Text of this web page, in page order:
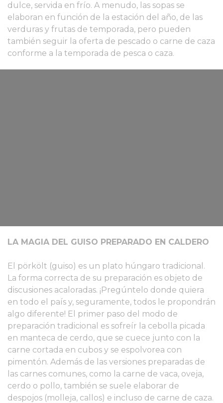
dulce, servida en frío. A menudo, las sopas se
elaboran en función de la estación del año, de las
verduras y frutas de temporada, pero pueden
también seguir la oferta de pescado o carne de caza
conforme a la temporada de pesca o caza.
LA MAGIA DEL GUISO PREPARADO EN CALDERO
El pörkölt (guiso) es un plato húngaro tradicional.
La forma correcta de su preparación es objeto de
discusiones acaloradas. ¡Pregúntelo donde quiera
en todo el país y, seguramente, todos le propondrán
algo diferente! El primer paso del modo de
preparación tradicional es sofreír la cebolla picada
en manteca de cerdo, que se cuece junto con la
carne cortada en cubos y se espolvorea con
pimentón. Además de las versiones preparadas de
las carnes comunes, como la carne de vaca, oveja,
cerdo o pollo, también se suele elaborar de
despojos (molleja, callos) e incluso de carne de caza.